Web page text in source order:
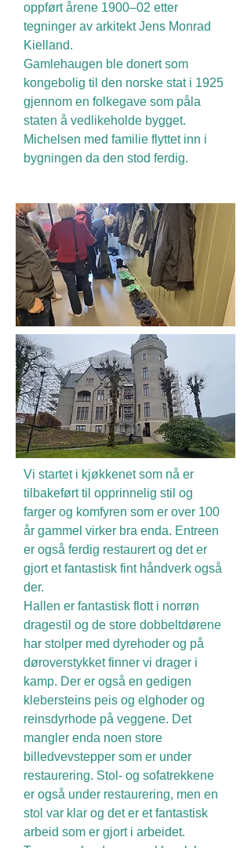
oppført årene 1900–02 etter
tegninger av arkitekt Jens Monrad
Kielland.
Gamlehaugen ble donert som
kongebolig til den norske stat i 1925
gjennom en folkegave som påla
staten å vedlikeholde bygget.
Michelsen med familie flyttet inn i
bygningen da den stod ferdig.
Vi startet i kjøkkenet som nå er
tilbakeført til opprinnelig stil og
farger og komfyren som er over 100
år gammel virker bra enda. Entreen
er også ferdig restaurert og det er
gjort et fantastisk fint håndverk også
der.
Hallen er fantastisk flott i norrøn
dragestil og de store dobbeltdørene
har stolper med dyrehoder og på
døroverstykket finner vi drager i
kamp. Der er også en gedigen
klebersteins peis og elghoder og
reinsdyrhode på veggene. Det
mangler enda noen store
billedvevstepper som er under
restaurering. Stol- og sofatrekkene
er også under restaurering, men en
stol var klar og det er et fantastisk
arbeid som er gjort i arbeidet.